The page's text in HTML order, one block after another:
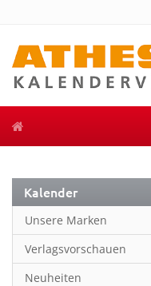
Kalender
Unsere Marken
Verlagsvorschauen
Neuheiten